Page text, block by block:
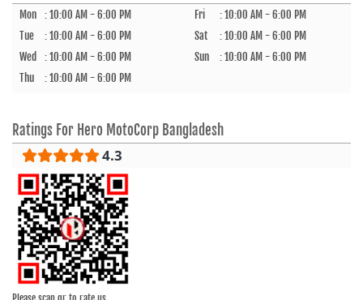
Mon :10:00 AM - 6:00 PM
Tue
:10:00 AM - 6:00 PM
Wed
:10:00 AM - 6:00 PM
Thu
:10:00 AM - 6:00 PM
Fri :10:00 AM - 6:00 PM
Sat
:10:00 AM - 6:00 PM
Sun
:10:00 AM - 6:00 PM
Ratings For Hero MotoCorp Bangladesh
4.3